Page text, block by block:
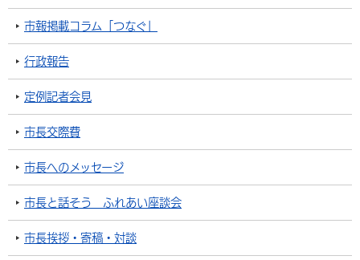
市報掲載コラム「つなぐ」
行政報告
定例記者会見
市長交際費
市長へのメッセージ
市長と話そう ふれあい座談会
市長挨拶・寄稿・対談